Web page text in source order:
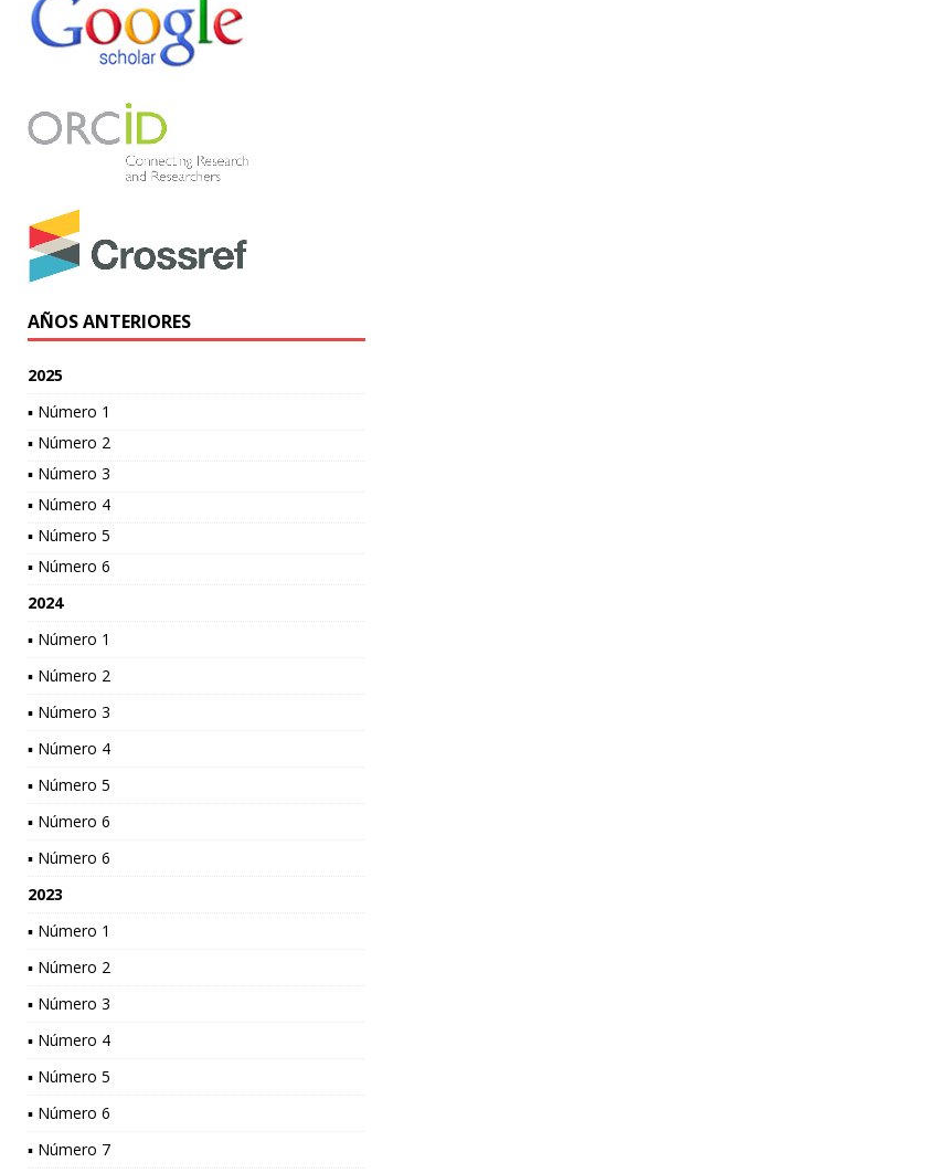
AÑOS ANTERIORES
2025
▪ Número 1
▪ Número 2
▪ Número 3
▪ Número 4
▪ Número 5
▪ Número 6
2024
▪ Número 1
▪ Número 2
▪ Número 3
▪ Número 4
▪ Número 5
▪ Número 6
▪ Número 6
2023
▪ Número 1
▪ Número 2
▪ Número 3
▪ Número 4
▪ Número 5
▪ Número 6
▪ Número 7